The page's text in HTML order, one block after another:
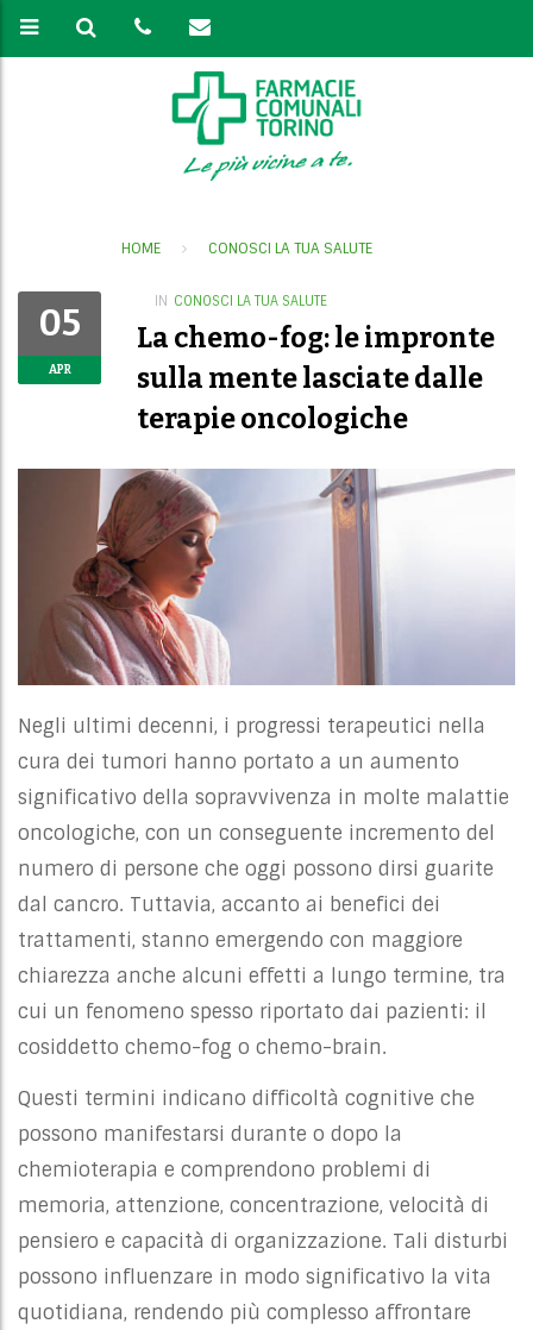
HOME CONOSCI LA TUA SALUTE
05
APR
IN CONOSCI LA TUA SALUTE
La chemo-fog: le impronte
sulla mente lasciate dalle
terapie oncologiche
Negli ultimi decenni, i progressi terapeutici nella
cura dei tumori hanno portato a un aumento
significativo della sopravvivenza in molte malattie
oncologiche, con un conseguente incremento del
numero di persone che oggi possono dirsi guarite
dal cancro. Tuttavia, accanto ai benefici dei
trattamenti, stanno emergendo con maggiore
chiarezza anche alcuni effetti a lungo termine, tra
cui un fenomeno spesso riportato dai pazienti: il
cosiddetto chemo-fog o chemo-brain.
Questi termini indicano difficoltà cognitive che
possono manifestarsi durante o dopo la
chemioterapia e comprendono problemi di
memoria, attenzione, concentrazione, velocità di
pensiero e capacità di organizzazione. Tali disturbi
possono influenzare in modo significativo la vita
quotidiana, rendendo più complesso affrontare